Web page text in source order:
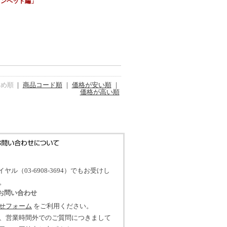
順 商品コード順 価格が安い順
価格が高い順
ヤル（03-6908-3694）でもお受けし
問い合わせ
フォーム をご利用ください。
営業時間外でのご質問につきまして